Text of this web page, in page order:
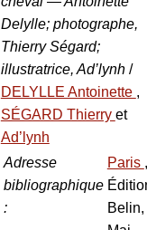
Delylle; photographe,
Thierry Ségard;
illustratrice, Ad’lynh /
DELYLLE Antoinette ,
SÉGARD Thierry et
Ad’lynh
Adresse
bibliographique
:
Paris ,
Belin,